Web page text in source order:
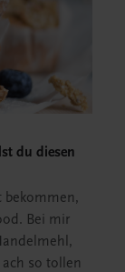
du diesen
bekommen,
Bei mir
so tollen